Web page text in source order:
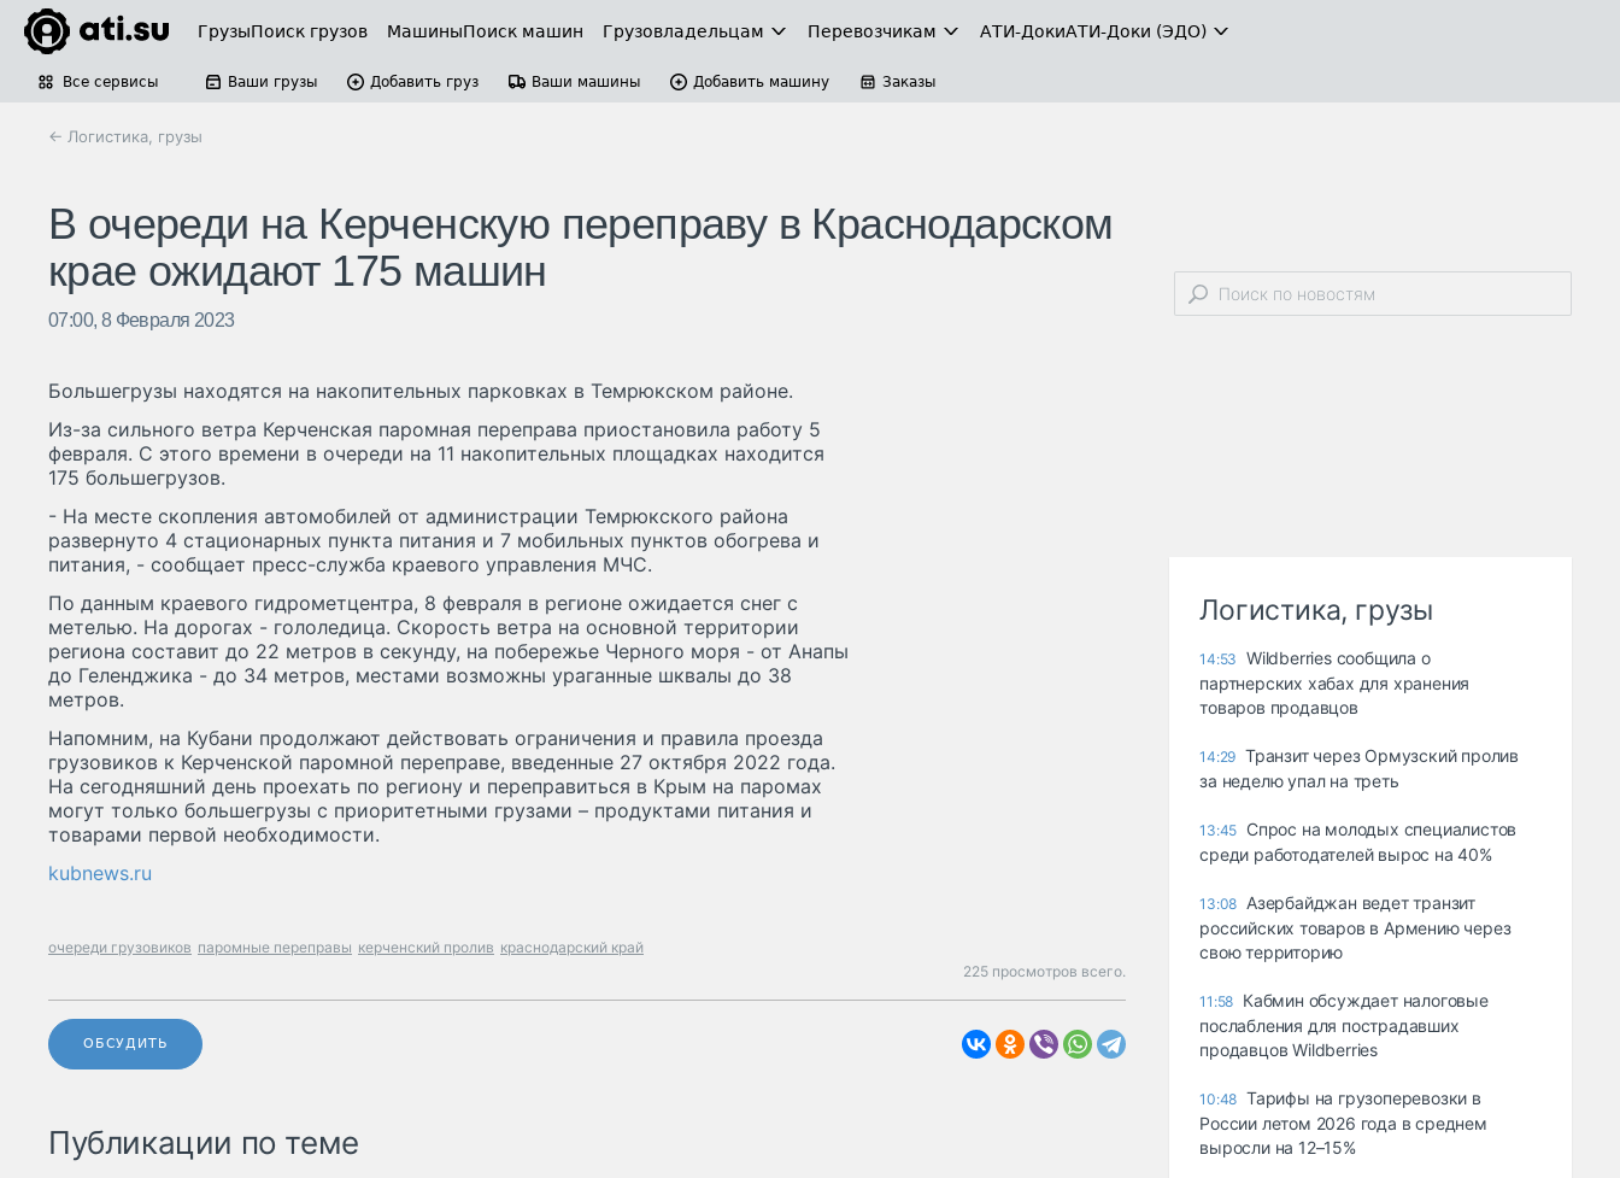
ГрузыПоиск грузов МашиныПоиск машин Грузовладельцам Перевозчикам АТИ-ДокиАТИ-Доки (ЭДО)
Все сервисы Ваши грузы Добавить груз Ваши машины Добавить машину Заказы
← Логистика, грузы
В очереди на Керченскую переправу в Краснодарском
крае ожидают 175 машин
07:00, 8 Февраля 2023
Большегрузы находятся на накопительных парковках в Темрюкском районе.
Из-за сильного ветра Керченская паромная переправа приостановила работу 5
февраля. С этого времени в очереди на 11 накопительных площадках находится
175 большегрузов.
- На месте скопления автомобилей от администрации Темрюкского района
развернуто 4 стационарных пункта питания и 7 мобильных пунктов обогрева и
питания, - сообщает пресс-служба краевого управления МЧС.
По данным краевого гидрометцентра, 8 февраля в регионе ожидается снег с
метелью. На дорогах - гололедица. Скорость ветра на основной территории
региона составит до 22 метров в секунду, на побережье Черного моря - от Анапы
до Геленджика - до 34 метров, местами возможны ураганные шквалы до 38
метров.
Напомним, на Кубани продолжают действовать ограничения и правила проезда
грузовиков к Керченской паромной переправе, введенные 27 октября 2022 года.
На сегодняшний день проехать по региону и переправиться в Крым на паромах
могут только большегрузы с приоритетными грузами – продуктами питания и
товарами первой необходимости.
kubnews.ru
очереди грузовиков паромные переправы керченский пролив краснодарский край
225 просмотров всего.
ОБСУДИТЬ
Публикации по теме
Логистика, грузы
14:53
Wildberries сообщила о
партнерских хабах для хранения
товаров продавцов
14:29 Транзит через Ормузский пролив
за неделю упал на треть
13:45 Спрос на молодых специалистов
среди работодателей вырос на 40%
13:08 Азербайджан ведет транзит
российских товаров в Армению через
свою территорию
11:58 Кабмин обсуждает налоговые
послабления для пострадавших
продавцов Wildberries
10:48 Тарифы на грузоперевозки в
России летом 2026 года в среднем
выросли на 12–15%